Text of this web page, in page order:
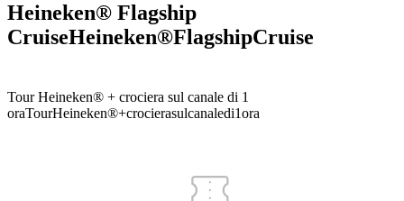
Heineken® Flagship
CruiseHeineken®FlagshipCruise
Tour Heineken® + crociera sul canale di 1
oraTourHeineken®+crocierasulcanaledi1ora